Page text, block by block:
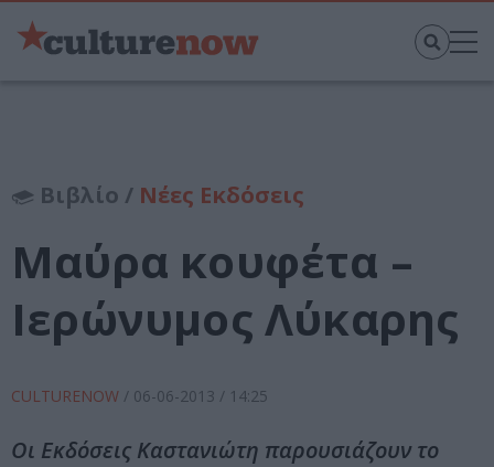
Βιβλίο / Νέες Εκδόσεις
Μαύρα κουφέτα –
Ιερώνυμος Λύκαρης
CULTURENOW / 06-06-2013 / 14:25
Οι Εκδόσεις Καστανιώτη παρουσιάζουν το